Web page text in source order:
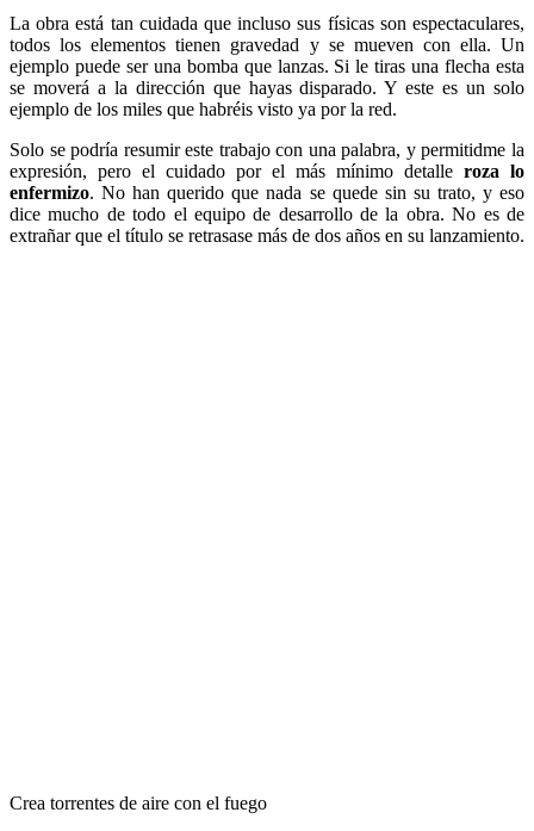
La obra está tan cuidada que incluso sus físicas son espectaculares,
todos los elementos tienen gravedad y se mueven con ella. Un
ejemplo puede ser una bomba que lanzas. Si le tiras una flecha esta
se moverá a la dirección que hayas disparado. Y este es un solo
ejemplo de los miles que habréis visto ya por la red.
Solo se podría resumir este trabajo con una palabra, y permitidme la
expresión, pero el cuidado por el más mínimo detalle roza lo
enfermizo. No han querido que nada se quede sin su trato, y eso
dice mucho de todo el equipo de desarrollo de la obra. No es de
extrañar que el título se retrasase más de dos años en su lanzamiento.
Crea torrentes de aire con el fuego